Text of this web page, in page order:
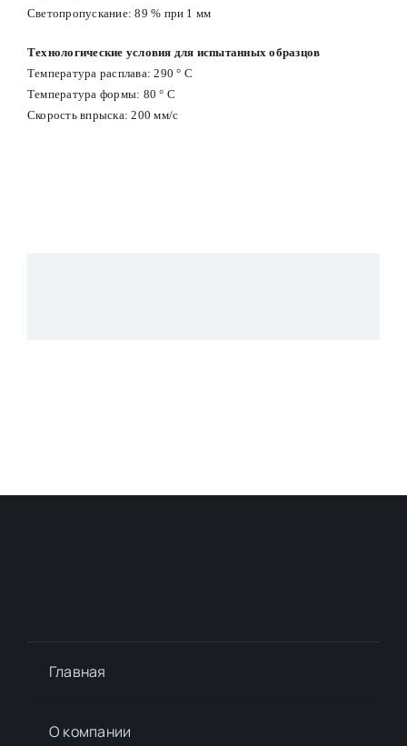
Светопропускание: 89 % при 1 мм
Технологические условия для испытанных образцов
Температура расплава: 290 ° С
Температура формы: 80 ° С
Скорость впрыска: 200 мм/с
Главная
О компании